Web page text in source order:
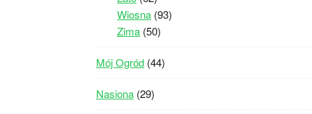
Wiosna (93)
Zima (50)
Mój Ogród (44)
Nasiona (29)